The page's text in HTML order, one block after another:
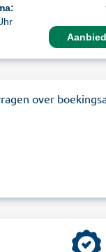
over